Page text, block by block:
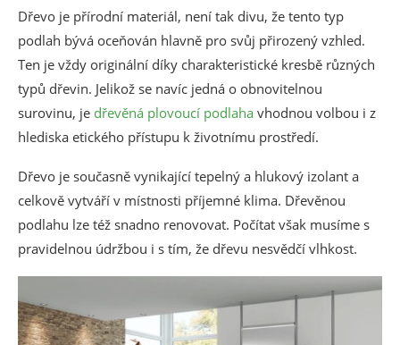
Dřevo je přírodní materiál, není tak divu, že tento typ
podlah bývá oceňován hlavně pro svůj přirozený vzhled.
Ten je vždy originální díky charakteristické kresbě různých
typů dřevin. Jelikož se navíc jedná o obnovitelnou
surovinu, je dřevěná plovoucí podlaha vhodnou volbou i z
hlediska etického přístupu k životnímu prostředí.
Dřevo je současně vynikající tepelný a hlukový izolant a
celkově vytváří v místnosti příjemné klima. Dřevěnou
podlahu lze též snadno renovovat. Počítat však musíme s
pravidelnou údržbou i s tím, že dřevu nesvědčí vlhkost.